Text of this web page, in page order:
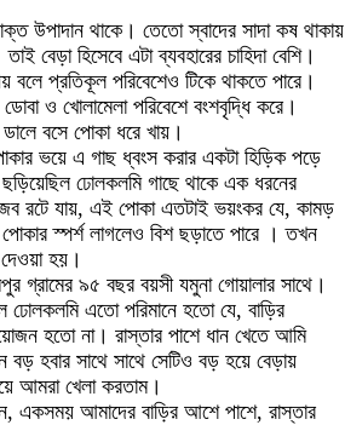
উপাদান থাকে। তেতো স্বাদের সাদা কষ থাকায়
বেড়া হিসেবে এটা ব্যবহারের চাহিদা বেশি।
বলে প্রতিকূল পরিবেশেও টিকে থাকতে পারে।
ও খোলামেলা পরিবেশে বংশবৃদ্ধি করে।
বসে পোকা ধরে খায়।
ভয়ে এ গাছ ধ্বংস করার একটা হিড়িক পড়ে
ঢোলকলমি গাছে থাকে এক ধরনের
রটে যায়, এই পোকা এতটাই ভয়ংকর যে, কামড়
স্পর্শ লাগলেও বিশ ছড়াতে পারে । তখন
হয়।
গ্রামের ৯৫ বছর বয়সী যমুনা গোয়ালার সাথে।
ঢোলকলমি এতো পরিমানে হতো যে, বাড়ির
হতো না। রাস্তার পাশে ধান খেতে আমি
বড় হবার সাথে সাথে সেটিও বড় হয়ে বেড়ায়
আমরা খেলা করতাম।
একসময় আমাদের বাড়ির আশে পাশে, রাস্তার